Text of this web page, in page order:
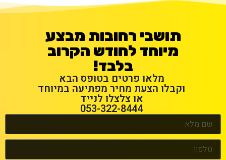
תושבי רחובות מבצע
מיוחד לחודש הקרוב
בלבד!
מלאו פרטים בטופס הבא
וקבלו הצעת מחיר מפתיעה במיוחד
או צלצלו לנייד
053-322-8444